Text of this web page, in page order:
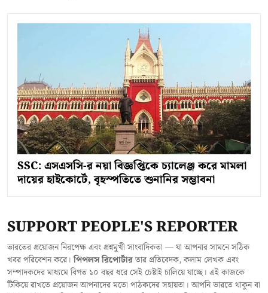
SSC: এসএসসি-র নয়া বিজ্ঞপ্তিকে চ্যালেঞ্জ করে মামলা
দায়ের হাইকোর্টে, বৃহস্পতিতে শুনানির সম্ভাবনা
SUPPORT PEOPLE'S REPORTER
ভারতের প্রয়োজন নিরপেক্ষ এবং প্রশ্নমুখী সাংবাদিকতা — যা আপনার সামনে সঠিক
খবর পরিবেশন করে।পিপলস রিপোর্টারতার প্রতিবেদক, কলাম লেখক এবং
সম্পাদকদের মাধ্যমে বিগত ১০ বছর ধরে সেই চেষ্টাই চালিয়ে যাচ্ছে। এই কাজকে
টিকিয়ে রাখতে প্রয়োজন আপনাদের মতো পাঠকদের সহায়তা। আপনি ভারতে থাকুন বা